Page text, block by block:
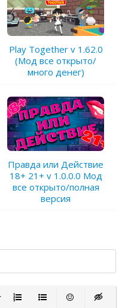
Play Together v 1.62.0
(Мод все открыто/
много денег)
Правда или Действие
18+ 21+ v 1.0.0.0 Мод
все открыто/полная
версия